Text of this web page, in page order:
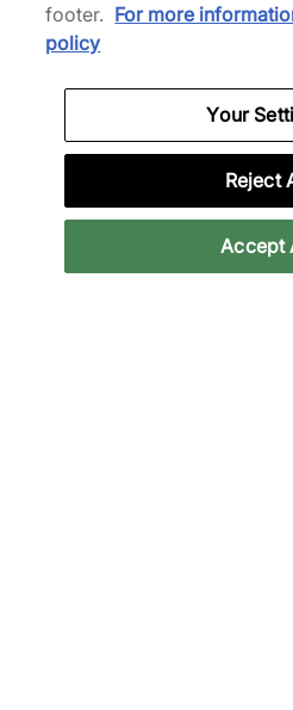
mondo come Nike, New
altre.
Scarica la nostra App
Per saperne di più
footer. For more
policy
Your
Reject
Accept